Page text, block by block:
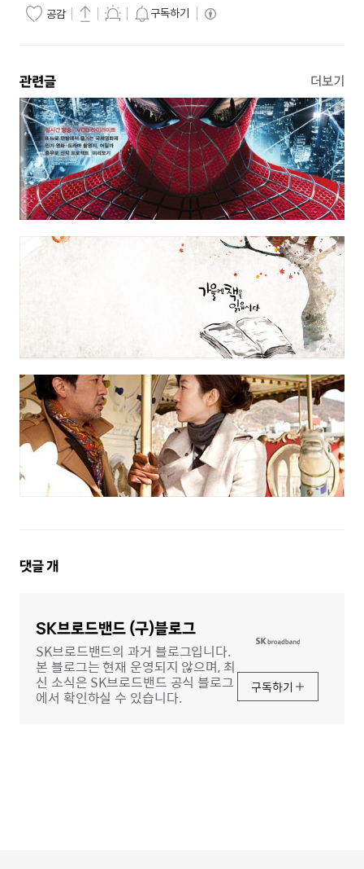
공감 구독하기
관련글 더보기
댓
댓글개
SK브로드밴드 (구)블로그
SK브로드밴드의 과거 블로그입니다.
본 블로그는 현재 운영되지 않으며, 최
신 소식은 SK브로드밴드 공식 블로그
에서 확인하실 수 있습니다.
구독하기